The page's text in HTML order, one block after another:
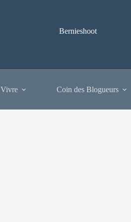
Bernieshoot
Coin des Blogueurs